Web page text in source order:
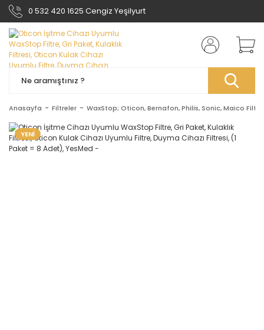
0 532 420 1625 Cengiz Yeşilyurt
Anasayfa Filtreler WaxStop; Oticon, Bernafon, Philis, Sonic, Maico
YENİ